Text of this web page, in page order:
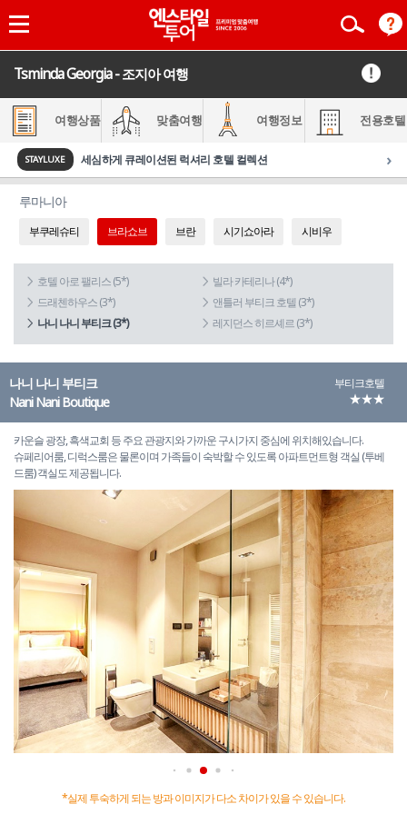
Tsminda Georgia - 조지아 여행
여행상품 맞춤여행 여행정보 전용호텔
STAYLUXE 세심하게 큐레이션된 럭셔리 호텔 컬렉션 ›
루마니아
부쿠레슈티 브라쇼브 브란 시기쇼아라 시비우
호텔 아로 팰리스 (5*)
빌라 카테리나 (4*)
드래첸하우스 (3*)
앤틀러 부티크 호텔 (3*)
나니 나니 부티크 (3*)
레지던스 히르셰르 (3*)
나니 나니 부티크
Nani Nani Boutique
부티크호텔
★★★
카운슬 광장, 흑색교회 등 주요 관광지와 가까운 구시가지 중심에 위치해있습니다.
슈페리어룸, 디럭스룸은 물론이며 가족들이 숙박할 수 있도록 아파트먼트형 객실 (투베
드룸) 객실도 제공됩니다.
*실제 투숙하게 되는 방과 이미지가 다소 차이가 있을 수 있습니다.